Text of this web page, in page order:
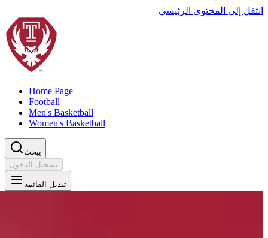
انتقل إلى المحتوى الرئيسي
Home Page
Football
Men's Basketball
Women's Basketball
يبحث
تسجيل الدخول
تبديل القائمة